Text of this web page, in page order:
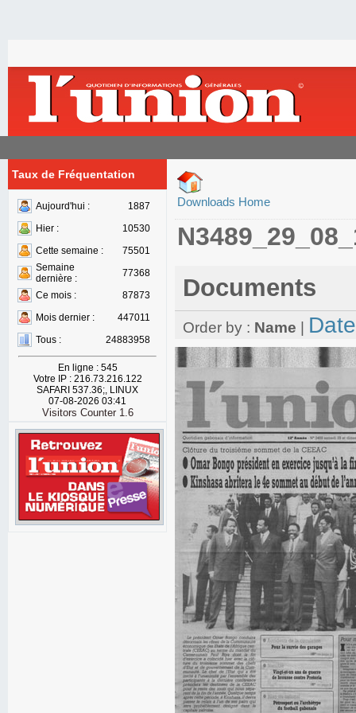
Taux de Fréquentation
Aujourd'hui :
1887
Hier :
10530
Cette semaine :
75501
Semaine
dernière :
77368
Ce mois :
87873
Mois dernier :
447011
Tous :
24883958
En ligne : 545
Votre IP : 216.73.216.122
SAFARI 537.36;, LINUX
07-08-2026 03:41
Visitors Counter 1.6
Downloads Home
Documents
Order by : Name Date